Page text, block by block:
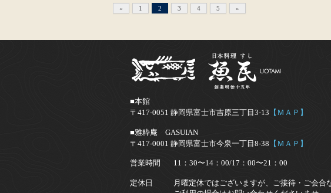
« 1 2 3 4 5 »
■本館
〒417-0051 静岡県富士市吉原三丁目3-13 【ＭＡＰ】
■雅粋庵 GASUIAN
〒417-0001 静岡県富士市今泉一丁目8-38 【ＭＡＰ】
営業時間 11：30〜14：00/17：00〜21：00
定休日
月曜定休ではございますが、ご接待・ご会合